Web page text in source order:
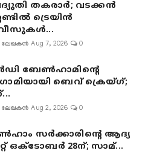
തകരാർ; വടക്കൻ
ട്രെയിൻ
ലേഖകൻ Aug 7, 2026 0
ബേൺഹാമിന്റെ
ബെവ് ക്രെയ്ഗ്;
ലേഖകൻ Aug 2, 2026 0
സർക്കാരിന്റെ ആദ്യ
ഒക്ടോബർ 28ന്; സാമ്...